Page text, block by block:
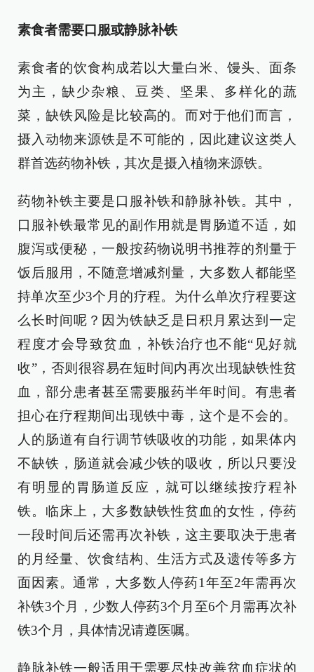
素食者需要口服或静脉补铁
素食者的饮食构成若以大量白米、馒头、面条
为主，缺少杂粮、豆类、坚果、多样化的蔬
菜，缺铁风险是比较高的。而对于他们而言，
摄入动物来源铁是不可能的，因此建议这类人
群首选药物补铁，其次是摄入植物来源铁。
药物补铁主要是口服补铁和静脉补铁。其中，
口服补铁最常见的副作用就是胃肠道不适，如
腹泻或便秘，一般按药物说明书推荐的剂量于
饭后服用，不随意增减剂量，大多数人都能坚
持单次至少3个月的疗程。为什么单次疗程要这
么长时间呢？因为铁缺乏是日积月累达到一定
程度才会导致贫血，补铁治疗也不能“见好就
收”，否则很容易在短时间内再次出现缺铁性贫
血，部分患者甚至需要服药半年时间。有患者
担心在疗程期间出现铁中毒，这个是不会的。
人的肠道有自行调节铁吸收的功能，如果体内
不缺铁，肠道就会减少铁的吸收，所以只要没
有明显的胃肠道反应，就可以继续按疗程补
铁。临床上，大多数缺铁性贫血的女性，停药
一段时间后还需再次补铁，这主要取决于患者
的月经量、饮食结构、生活方式及遗传等多方
面因素。通常，大多数人停药1年至2年需再次
补铁3个月，少数人停药3个月至6个月需再次补
铁3个月，具体情况请遵医嘱。
静脉补铁一般适用于需要尽快改善贫血症状的